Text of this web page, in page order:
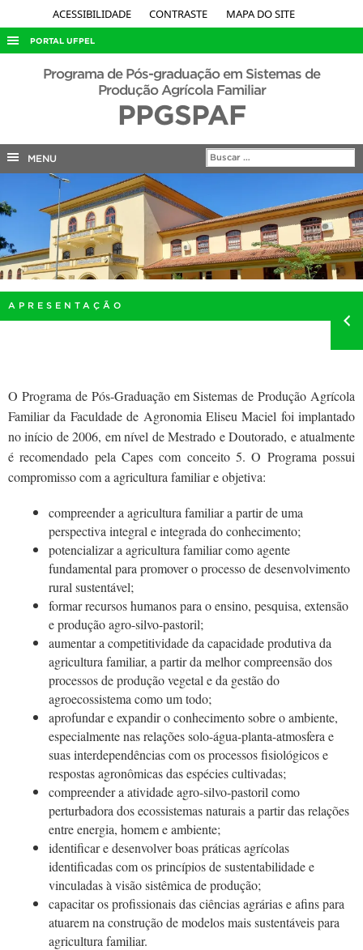
ACESSIBILIDADE CONTRASTE MAPA DO SITE
PORTAL UFPEL
ACESSO À INFORMAÇÃO
EDITAIS
INTERNACIONAL
OUVIDORIA
PORTARIAS
Programa de Pós-graduação em Sistemas de
Produção Agrícola Familiar
PPGSPAF
MENU
APRESENTAÇÃO
O Programa de Pós-Graduação em Sistemas de Produção Agrícola
Familiar da Faculdade de Agronomia Eliseu Maciel foi implantado
no início de 2006, em nível de Mestrado e Doutorado, e atualmente
é recomendado pela Capes com conceito 5. O Programa possui
compromisso com a agricultura familiar e objetiva:
compreender a agricultura familiar a partir de uma
perspectiva integral e integrada do conhecimento;
potencializar a agricultura familiar como agente
fundamental para promover o processo de desenvolvimento
rural sustentável;
formar recursos humanos para o ensino, pesquisa, extensão
e produção agro-silvo-pastoril;
aumentar a competitividade da capacidade produtiva da
agricultura familiar, a partir da melhor compreensão dos
processos de produção vegetal e da gestão do
agroecossistema como um todo;
aprofundar e expandir o conhecimento sobre o ambiente,
especialmente nas relações solo-água-planta-atmosfera e
suas interdependências com os processos fisiológicos e
respostas agronômicas das espécies cultivadas;
compreender a atividade agro-silvo-pastoril como
perturbadora dos ecossistemas naturais a partir das relações
entre energia, homem e ambiente;
identificar e desenvolver boas práticas agrícolas
identificadas com os princípios de sustentabilidade e
vinculadas à visão sistêmica de produção;
capacitar os profissionais das ciências agrárias e afins para
atuarem na construção de modelos mais sustentáveis para
agricultura familiar.